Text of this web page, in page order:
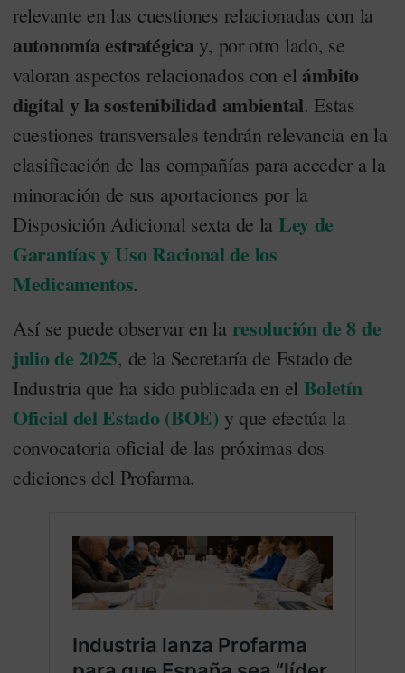
relevante en las cuestiones relacionadas con la
autonomía estratégica y, por otro lado, se
valoran aspectos relacionados con el ámbito
digital y la sostenibilidad ambiental. Estas
cuestiones transversales tendrán relevancia en la
clasificación de las compañías para acceder a la
minoración de sus aportaciones por la
Disposición Adicional sexta de la Ley de
Garantías y Uso Racional de los
Medicamentos.
Así se puede observar en la resolución de 8 de
julio de 2025, de la Secretaría de Estado de
Industria que ha sido publicada en el Boletín
Oficial del Estado (BOE) y que efectúa la
convocatoria oficial de las próximas dos
ediciones del Profarma.